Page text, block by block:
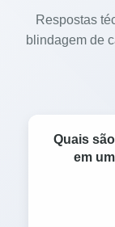
Respostas
blindagem de
Quais
em